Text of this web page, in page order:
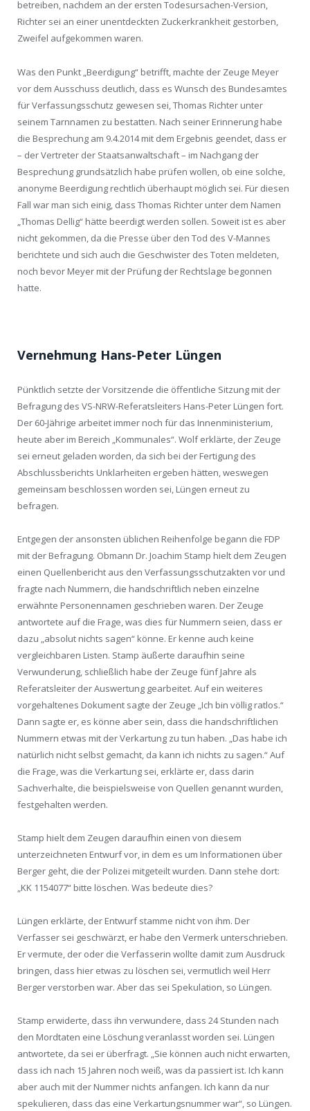
betreiben, nachdem an der ersten Todesursachen-Version,
Richter sei an einer unentdeckten Zuckerkrankheit gestorben,
Zweifel aufgekommen waren.
Was den Punkt „Beerdigung“ betrifft, machte der Zeuge Meyer
vor dem Ausschuss deutlich, dass es Wunsch des Bundesamtes
für Verfassungsschutz gewesen sei, Thomas Richter unter
seinem Tarnnamen zu bestatten. Nach seiner Erinnerung habe
die Besprechung am 9.4.2014 mit dem Ergebnis geendet, dass er
– der Vertreter der Staatsanwaltschaft – im Nachgang der
Besprechung grundsätzlich habe prüfen wollen, ob eine solche,
anonyme Beerdigung rechtlich überhaupt möglich sei. Für diesen
Fall war man sich einig, dass Thomas Richter unter dem Namen
„Thomas Dellig“ hätte beerdigt werden sollen. Soweit ist es aber
nicht gekommen, da die Presse über den Tod des V-Mannes
berichtete und sich auch die Geschwister des Toten meldeten,
noch bevor Meyer mit der Prüfung der Rechtslage begonnen
hatte.
Vernehmung Hans-Peter Lüngen
Pünktlich setzte der Vorsitzende die öffentliche Sitzung mit der
Befragung des VS-NRW-Referatsleiters Hans-Peter Lüngen fort.
Der 60-Jährige arbeitet immer noch für das Innenministerium,
heute aber im Bereich „Kommunales“. Wolf erklärte, der Zeuge
sei erneut geladen worden, da sich bei der Fertigung des
Abschlussberichts Unklarheiten ergeben hätten, weswegen
gemeinsam beschlossen worden sei, Lüngen erneut zu
befragen.
Entgegen der ansonsten üblichen Reihenfolge begann die FDP
mit der Befragung. Obmann Dr. Joachim Stamp hielt dem Zeugen
einen Quellenbericht aus den Verfassungsschutzakten vor und
fragte nach Nummern, die handschriftlich neben einzelne
erwähnte Personennamen geschrieben waren. Der Zeuge
antwortete auf die Frage, was dies für Nummern seien, dass er
dazu „absolut nichts sagen“ könne. Er kenne auch keine
vergleichbaren Listen. Stamp äußerte daraufhin seine
Verwunderung, schließlich habe der Zeuge fünf Jahre als
Referatsleiter der Auswertung gearbeitet. Auf ein weiteres
vorgehaltenes Dokument sagte der Zeuge „Ich bin völlig ratlos.“
Dann sagte er, es könne aber sein, dass die handschriftlichen
Nummern etwas mit der Verkartung zu tun haben. „Das habe ich
natürlich nicht selbst gemacht, da kann ich nichts zu sagen.“ Auf
die Frage, was die Verkartung sei, erklärte er, dass darin
Sachverhalte, die beispielsweise von Quellen genannt wurden,
festgehalten werden.
Stamp hielt dem Zeugen daraufhin einen von diesem
unterzeichneten Entwurf vor, in dem es um Informationen über
Berger geht, die der Polizei mitgeteilt wurden. Dann stehe dort:
„KK 1154077“ bitte löschen. Was bedeute dies?
Lüngen erklärte, der Entwurf stamme nicht von ihm. Der
Verfasser sei geschwärzt, er habe den Vermerk unterschrieben.
Er vermute, der oder die Verfasserin wollte damit zum Ausdruck
bringen, dass hier etwas zu löschen sei, vermutlich weil Herr
Berger verstorben war. Aber das sei Spekulation, so Lüngen.
Stamp erwiderte, dass ihn verwundere, dass 24 Stunden nach
den Mordtaten eine Löschung veranlasst worden sei. Lüngen
antwortete, da sei er überfragt. „Sie können auch nicht erwarten,
dass ich nach 15 Jahren noch weiß, was da passiert ist. Ich kann
aber auch mit der Nummer nichts anfangen. Ich kann da nur
spekulieren, dass das eine Verkartungsnummer war“, so Lüngen.